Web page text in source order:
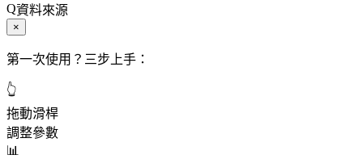
資料來源
×
第一次使用？三步上手：
👆
拖動滑桿
調整參數
📊